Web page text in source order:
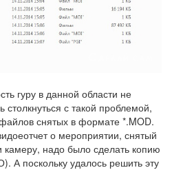
гуру в данной области не
с такой проблемой,
снятых в формате *.MOD.
о мероприятии, снятый
надо было сделать копию
А поскольку удалось решить эту